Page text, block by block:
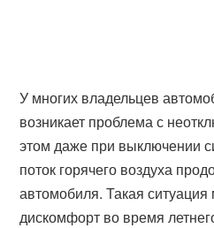
У многих владельцев
возникает проблема с
этом даже при выключении
поток горячего воздуха
автомобиля. Такая
дискомфорт во время